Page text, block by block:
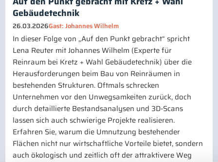
Gebäudetechnik
26.03.2026Gast: Johannes Wilhelm
In dieser Folge von „Auf den Punkt gebracht“ spricht
Lena Reuter mit Johannes Wilhelm (Experte für
Reinraum bei Kretz + Wahl Gebäudetechnik) über die
Herausforderungen beim Bau von Reinräumen in
bestehenden Strukturen. Oftmals schrecken
Unternehmen vor den Unwegsamkeiten zurück, doch
durch detaillierte Bestandsanalysen und 3D-Scans
lassen sich auch schwierige Projekte realisieren.
Erfahren Sie, warum die Umnutzung bestehender
Flächen nicht nur wirtschaftliche Vorteile bietet, sondern
auch ökologisch und zeitlich oft der attraktivere Weg